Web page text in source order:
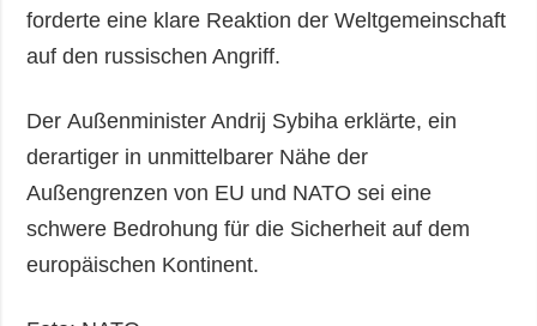
forderte eine klare Reaktion der Weltgemeinschaft
auf den russischen Angriff.
Der Außenminister Andrij Sybiha erklärte, ein
derartiger in unmittelbarer Nähe der
Außengrenzen von EU und NATO sei eine
schwere Bedrohung für die Sicherheit auf dem
europäischen Kontinent.